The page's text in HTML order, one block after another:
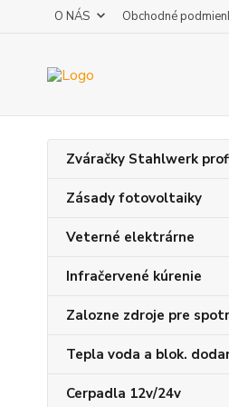
O NÁS Obchodné
Zváračky Stahlwerk
Zásady fotovoltaiky
Veterné elektrárne
Infračervené kúrenie
Zalozne zdroje pre
Tepla voda a blok.
Cerpadla 12v/24v